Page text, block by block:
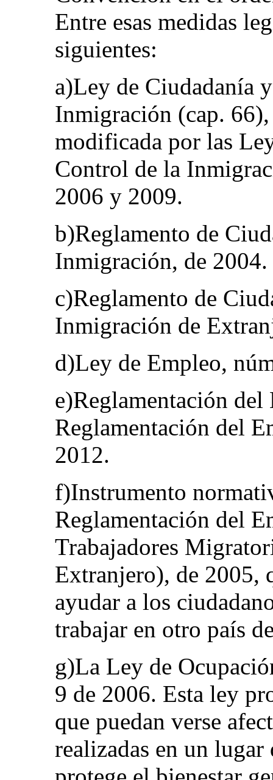
Entre esas medidas
siguientes:
a)Ley de Ciudadanía
Inmigración (cap.
modificada por las
Control de la
2006 y 2009.
b)Reglamento de
Inmigración, de 2004.
c)Reglamento de
Inmigración de
d)Ley de Empleo,
e)Reglamentación
Reglamentación del
2012.
f)Instrumento
Reglamentación del
Trabajadores
Extranjero), de 2005,
ayudar a los
trabajar en otro país
g)La Ley de
9 de 2006. Esta ley
que puedan verse
realizadas en un